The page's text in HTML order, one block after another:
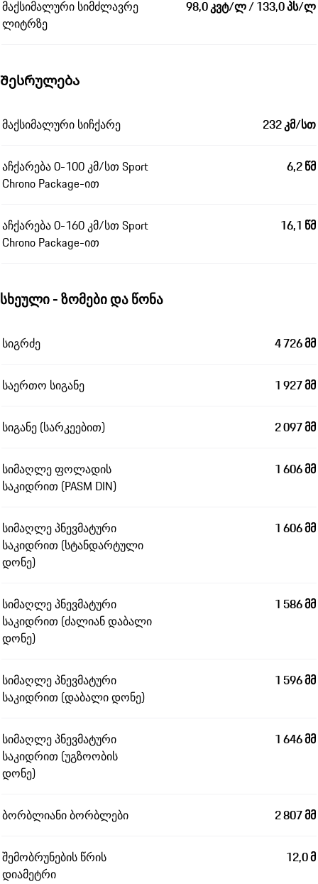
მაქსიმალური სიმძლავრე
ლიტრზე
98,0 კვტ/ლ / 133,0 პს/ლ
Შესრულება
მაქსიმალური სიჩქარე 232 კმ/სთ
აჩქარება 0-100 კმ/სთ Sport
Chrono Package-ით
6,2 წმ
აჩქარება 0-160 კმ/სთ Sport
Chrono Package-ით
16,1 წმ
სხეული - ზომები და წონა
სიგრძე 4 726 მმ
საერთო სიგანე 1 927 მმ
სიგანე (სარკეებით) 2 097 მმ
სიმაღლე ფოლადის
საკიდრით (PASM DIN)
1 606 მმ
სიმაღლე პნევმატური
საკიდრით (სტანდარტული
დონე)
1 606 მმ
სიმაღლე პნევმატური
საკიდრით (ძალიან დაბალი
დონე)
1 586 მმ
სიმაღლე პნევმატური
საკიდრით (დაბალი დონე)
1 596 მმ
სიმაღლე პნევმატური
საკიდრით (უგზოობის
დონე)
1 646 მმ
ბორბლიანი ბორბლები 2 807 მმ
შემობრუნების წრის
დიამეტრი
12,0 მ